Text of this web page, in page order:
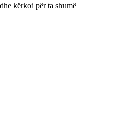
kërkoi për ta shumë